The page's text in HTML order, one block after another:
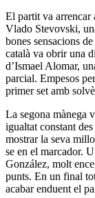
El partit va
Vlado Stevovski,
bones sensacions
català va obrir una
d’Ismael Alomar,
parcial. Empesos
primer set amb
La segona mànega
igualtat constant
mostrar la seva
se en el marcador.
González, molt
punts. En un final
acabar enduent el